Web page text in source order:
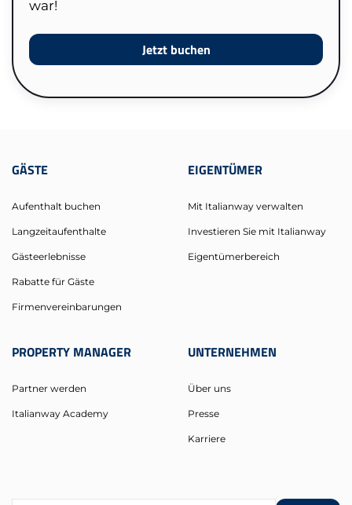
war!
Jetzt buchen
GÄSTE
Aufenthalt buchen
Langzeitaufenthalte
Gästeerlebnisse
Rabatte für Gäste
Firmenvereinbarungen
EIGENTÜMER
Mit Italianway verwalten
Investieren Sie mit Italianway
Eigentümerbereich
PROPERTY MANAGER
Partner werden
Italianway Academy
UNTERNEHMEN
Über uns
Presse
Karriere